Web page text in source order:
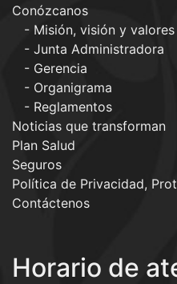
Conózcanos
Misión, visión y valores
Junta Administradora
Gerencia
Organigrama
Reglamentos
Noticias que transforman
Plan Salud
Seguros
Política de Privacidad,
Contáctenos
Horario de